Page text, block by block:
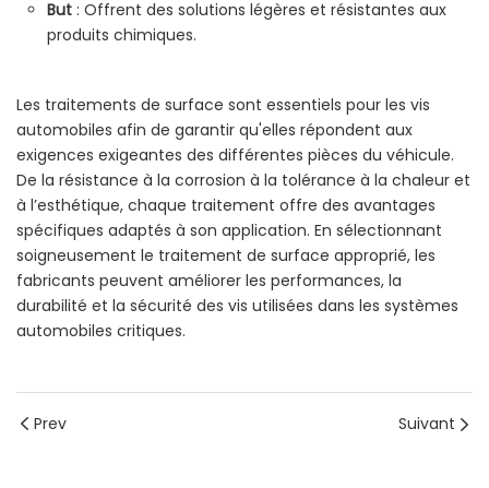
But : Offrent des solutions légères et résistantes aux
produits chimiques.
Les traitements de surface sont essentiels pour les vis
automobiles afin de garantir qu'elles répondent aux
exigences exigeantes des différentes pièces du véhicule.
De la résistance à la corrosion à la tolérance à la chaleur et
à l’esthétique, chaque traitement offre des avantages
spécifiques adaptés à son application. En sélectionnant
soigneusement le traitement de surface approprié, les
fabricants peuvent améliorer les performances, la
durabilité et la sécurité des vis utilisées dans les systèmes
automobiles critiques.
Prev Suivant